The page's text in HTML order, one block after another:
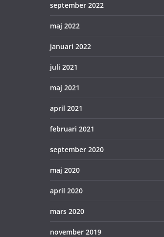
september 2022
maj 2022
januari 2022
juli 2021
maj 2021
april 2021
februari 2021
september 2020
maj 2020
april 2020
mars 2020
november 2019